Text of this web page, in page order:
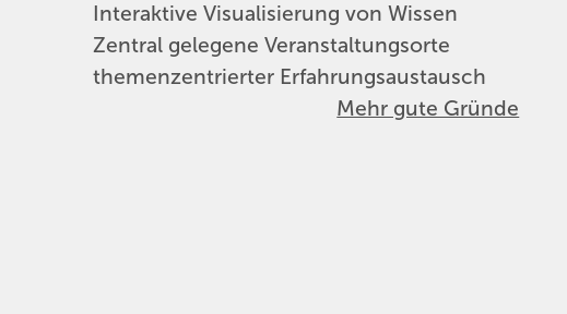
Interaktive Visualisierung von Wissen
Zentral gelegene Veranstaltungsorte
themenzentrierter Erfahrungsaustausch
Mehr gute Gründe